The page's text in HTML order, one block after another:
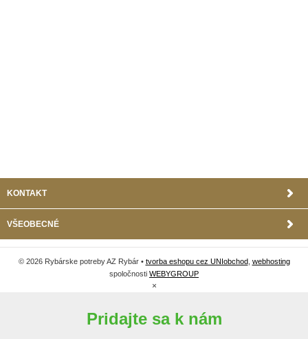
KONTAKT
VŠEOBECNÉ
© 2026 Rybárske potreby AZ Rybár • tvorba eshopu cez UNIobchod, webhosting
spoločnosti WEBYGROUP
×
Pridajte sa k nám